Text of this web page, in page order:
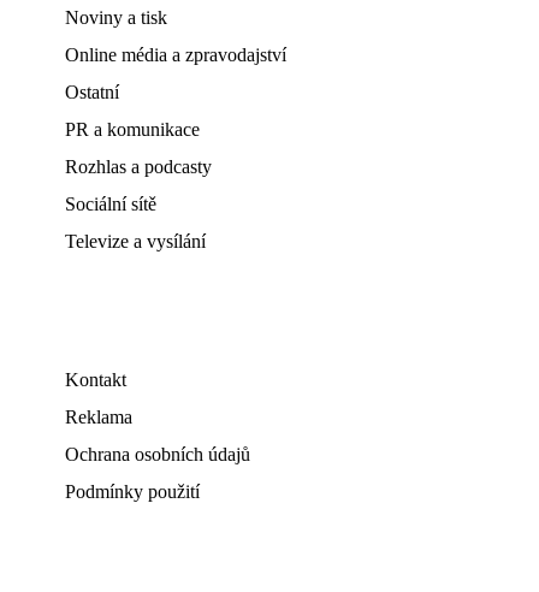
Noviny a tisk
Online média a zpravodajství
Ostatní
PR a komunikace
Rozhlas a podcasty
Sociální sítě
Televize a vysílání
Kontakt
Reklama
Ochrana osobních údajů
Podmínky použití